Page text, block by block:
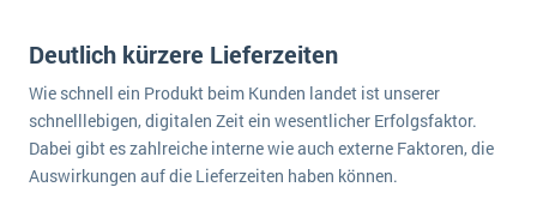
Deutlich kürzere Lieferzeiten
Wie schnell ein Produkt beim Kunden landet ist unserer
schnelllebigen, digitalen Zeit ein wesentlicher Erfolgsfaktor.
Dabei gibt es zahlreiche interne wie auch externe Faktoren, die
Auswirkungen auf die Lieferzeiten haben können.